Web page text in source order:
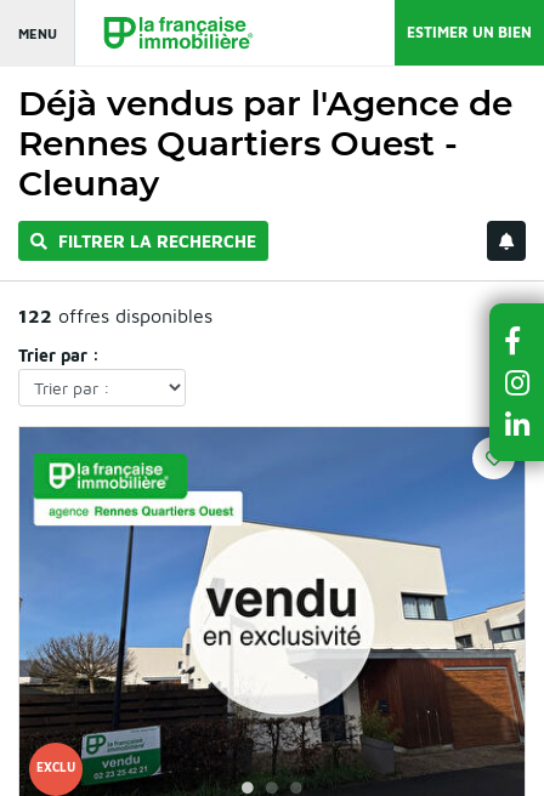
MENU ESTIMER UN BIEN
Déjà vendus par l'Agence de
Rennes Quartiers Ouest -
Cleunay
FILTRER LA RECHERCHE
122 offres disponibles
Trier par :
EXCLU